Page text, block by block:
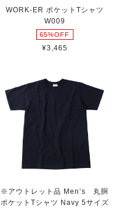
WORK-ER ポケットTシャツ
W009
65%OFF
¥3,465
※アウトレット品 Men’s 丸胴
ポケットTシャツ Navy 5サイズ